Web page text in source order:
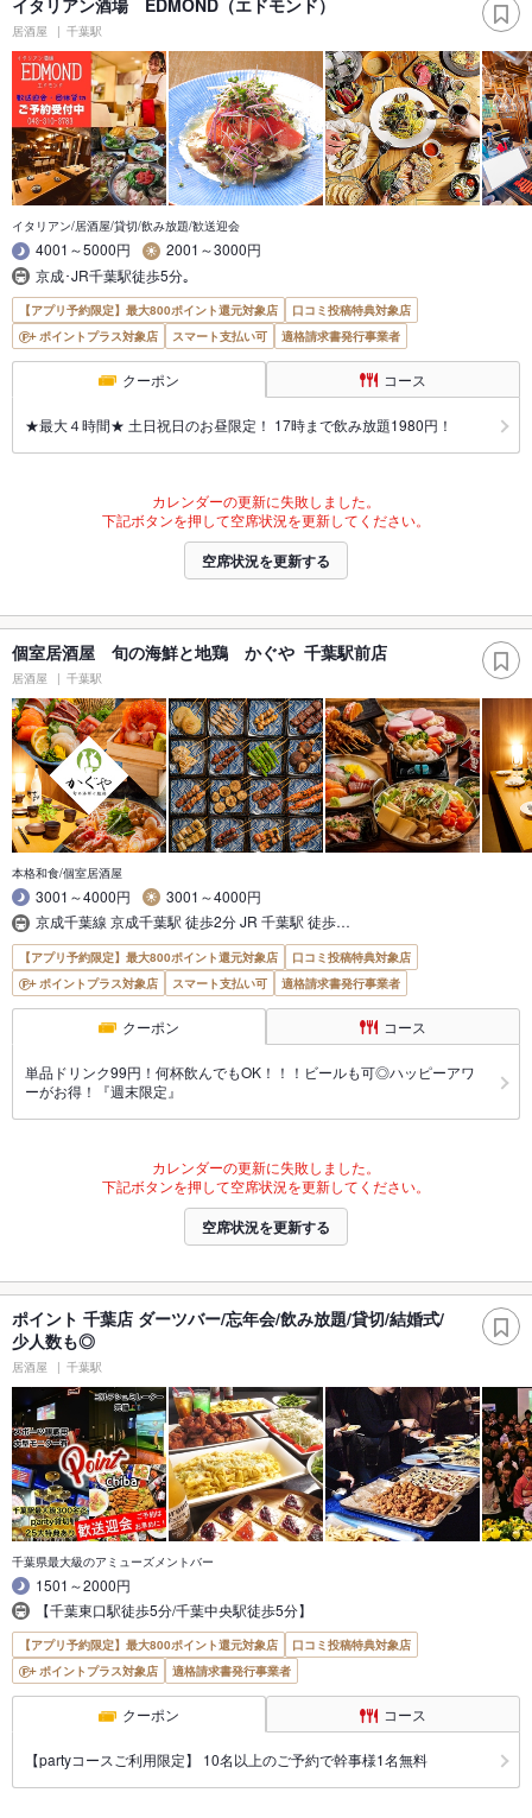
イタリアン酒場 EDMOND（エドモンド）
居酒屋 千葉駅
イタリアン/居酒屋/貸切/飲み放題/歓送迎会
4001～5000円
2001～3000円
京成･JR千葉駅徒歩5分｡
【アプリ予約限定】最大800ポイント還元対象店
口コミ投稿特典対象店
ポイントプラス対象店
スマート支払い可 適格請求書発行事業者
クーポン コース
★最大４時間★ 土日祝日のお昼限定！ 17時まで飲み放題1980円！
カレンダーの更新に失敗しました。
下記ボタンを押して空席状況を更新してください。
空席状況を更新する
個室居酒屋 旬の海鮮と地鶏 かぐや 千葉駅前店
居酒屋 千葉駅
本格和食/個室居酒屋
3001～4000円
3001～4000円
京成千葉線 京成千葉駅 徒歩2分 JR 千葉駅 徒歩…
【アプリ予約限定】最大800ポイント還元対象店
口コミ投稿特典対象店
ポイントプラス対象店
スマート支払い可 適格請求書発行事業者
クーポン コース
単品ドリンク99円！何杯飲んでもOK！！！ビールも可◎ハッピーアワ
ーがお得！『週末限定』
カレンダーの更新に失敗しました。
下記ボタンを押して空席状況を更新してください。
空席状況を更新する
ポイント 千葉店 ダーツバー/忘年会/飲み放題/貸切/結婚式/
少人数も◎
居酒屋 千葉駅
千葉県最大級のアミューズメントバー
1501～2000円
【千葉東口駅徒歩5分/千葉中央駅徒歩5分】
【アプリ予約限定】最大800ポイント還元対象店
口コミ投稿特典対象店
ポイントプラス対象店
適格請求書発行事業者
クーポン コース
【partyコースご利用限定】 10名以上のご予約で幹事様1名無料